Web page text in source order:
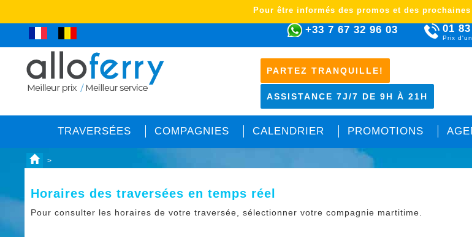
+33 7 67 32 96 03 01
Prix
PARTEZ TRANQUILLE!
ASSISTANCE 7J/7 DE 9H À 21H
TRAVERSÉES COMPAGNIES CALENDRIER PROMOTIONS
Pour être informés des promos et des
>
Horaires des traversées en temps réel
Pour consulter les horaires de votre traversée, sélectionner votre compagnie martitime.